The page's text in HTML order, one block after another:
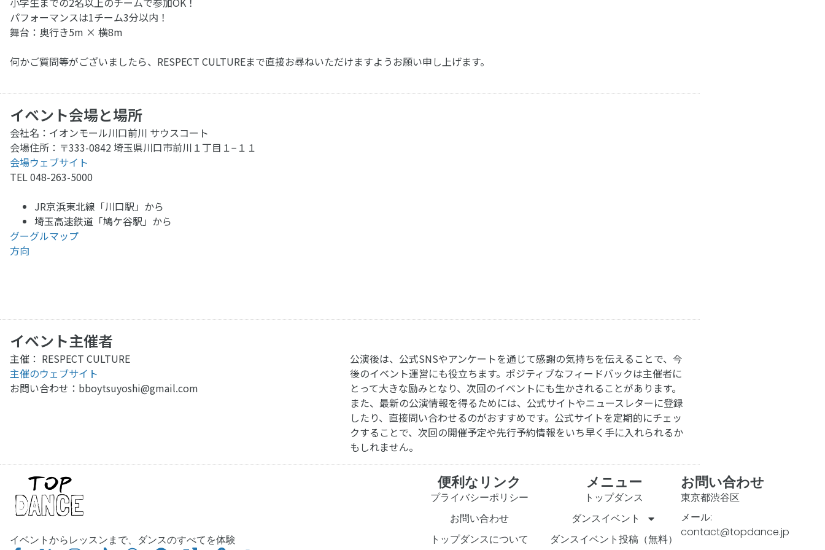
パフォーマンスは1チーム3分以内！
舞台：奥行き5m × 横8m
何かご質問等がございましたら、RESPECT CULTUREまで直接お尋ねいただけますようお願い申し上げます。
イベント会場と場所
会社名：イオンモール川口前川 サウスコート
会場住所：〒333-0842 埼玉県川口市前川１丁目１−１１
会場ウェブサイト
TEL 048-263-5000
JR京浜東北線「川口駅」から
埼玉高速鉄道「鳩ケ谷駅」から
グーグルマップ
方向
イベント主催者
主催： RESPECT CULTURE
主催のウェブサイト
お問い合わせ： bboytsuyoshi@gmail.com
公演後は、公式SNSやアンケートを通じて感謝の気持ちを伝えることで、今
後のイベント運営にも役立ちます。ポジティブなフィードバックは主催者に
とって大きな励みとなり、次回のイベントにも生かされることがあります。
また、最新の公演情報を得るためには、公式サイトやニュースレターに登録
したり、直接問い合わせるのがおすすめです。公式サイトを定期的にチェッ
クすることで、次回の開催予定や先行予約情報をいち早く手に入れられるか
もしれません。
イベントからレッスンまで、ダンスのすべてを体験
便利なリンク
プライバシーポリシー
お問い合わせ
トップダンスについて
メニュー
トップダンス
ダンスイベント
ダンスイベント投稿（無料）
お問い合わせ
東京都渋谷区
メール:
contact@topdance.jp